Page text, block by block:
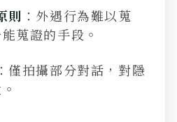
則 ：外遇行為難以蒐
蒐證的手段。
：僅拍攝部分對話，對隱